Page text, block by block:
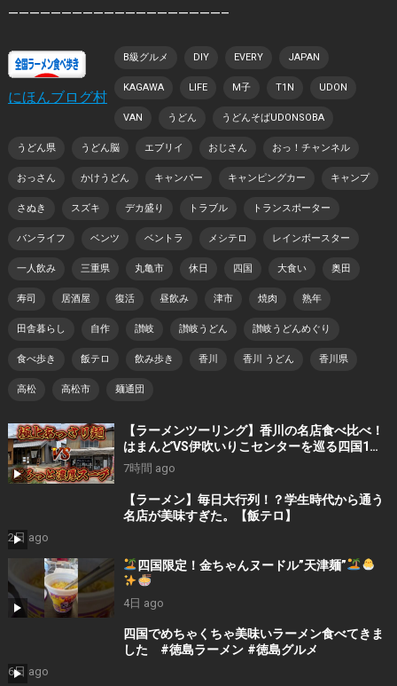
————————————————————–
にほんブログ村
B級グルメ DIY EVERY JAPAN
KAGAWA LIFE M子 T1N UDON
VAN うどん うどんそばUDONSOBA
うどん県 うどん脳 エブリイ おじさん おっ！チャンネル
おっさん かけうどん キャンパー キャンピングカー キャンプ
さぬき スズキ デカ盛り トラブル トランスポーター
バンライフ ベンツ ベントラ メシテロ レインボースター
一人飲み 三重県 丸亀市 休日 四国 大食い 奥田
寿司 居酒屋 復活 昼飲み 津市 焼肉 熟年
田舎暮らし 自作 讃岐 讃岐うどん 讃岐うどんめぐり
食べ歩き 飯テロ 飲み歩き 香川 香川 うどん 香川県
高松 高松市 麺通団
【ラーメンツーリング】香川の名店食べ比べ！
はまんどVS伊吹いりこセンターを巡る四国1泊2
日旅
7時間 ago
【ラーメン】毎日大行列！？学生時代から通う
名店が美味すぎた。【飯テロ】
2日 ago
四国限定！金ちゃんヌードル”天津麺”
4日 ago
四国でめちゃくちゃ美味いラーメン食べてきま
した #徳島ラーメン #徳島グルメ
6日 ago